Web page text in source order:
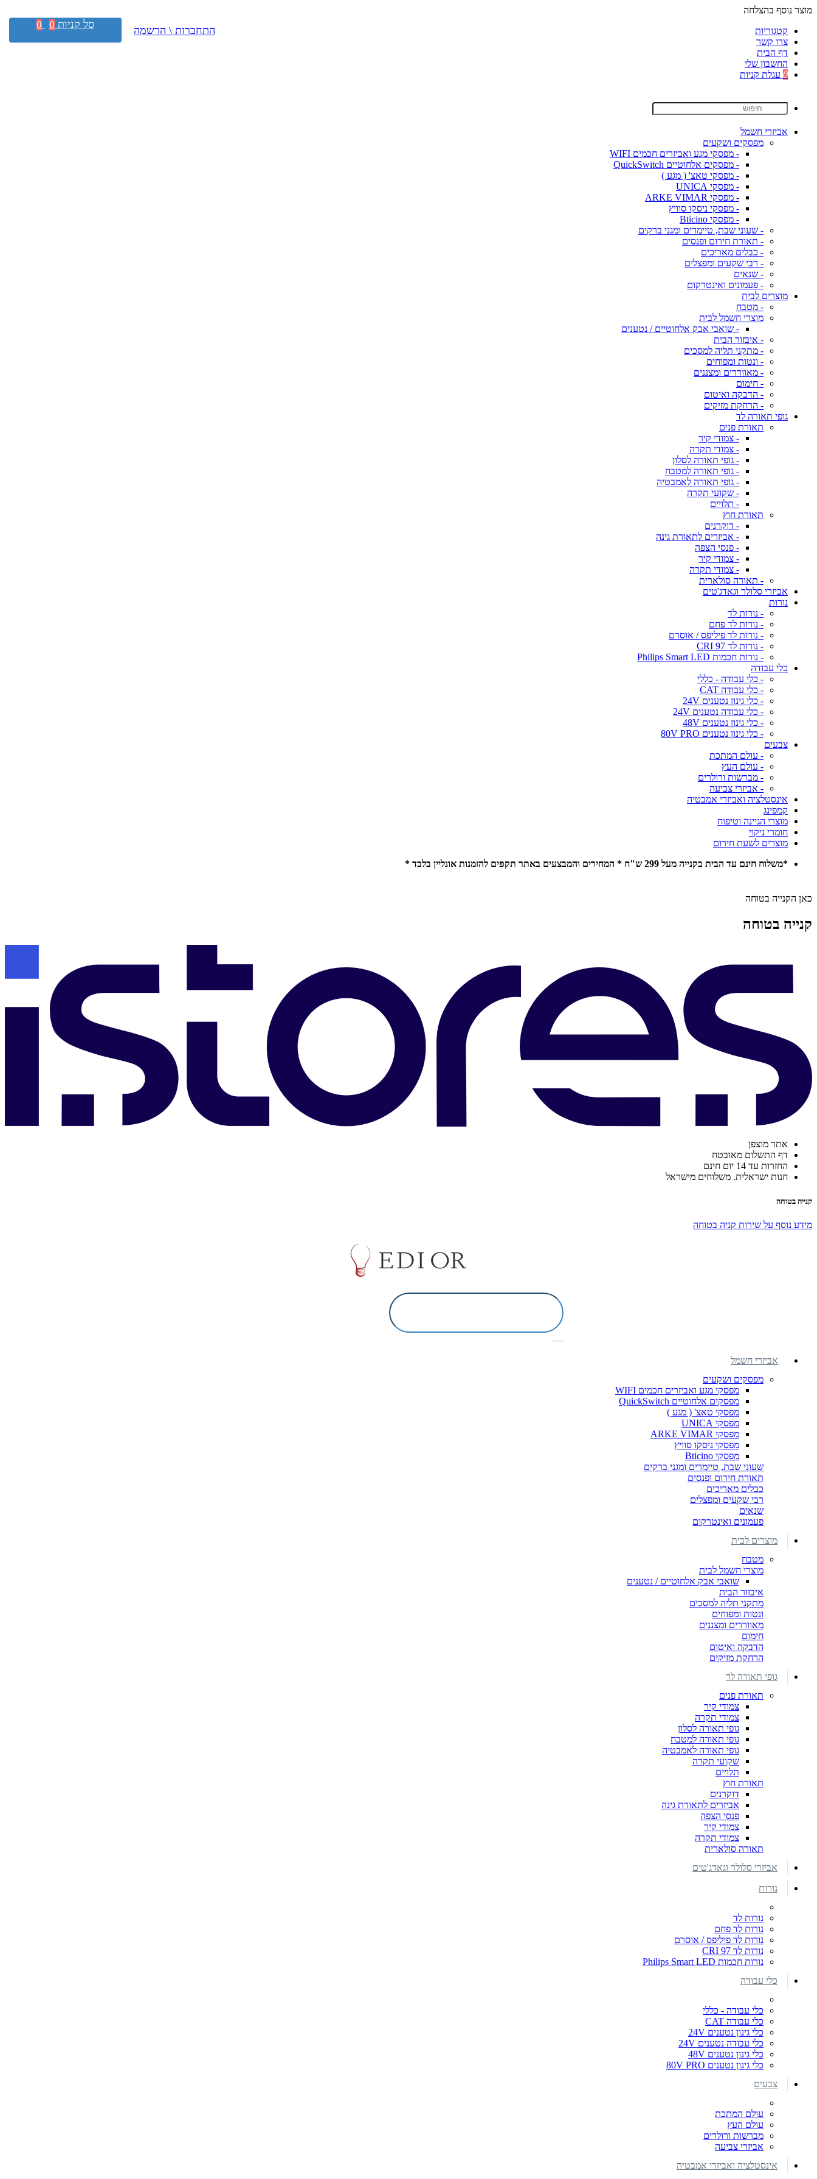
מוצר נוסף בהצלחה
קטגוריות
צרו קשר
דף הבית
החשבון שלי
0 עגלת קניות
אביזרי חשמל
מפסקים ושקעים
- מפסקי מגע ואביזרים חכמים WIFI
- מפסקים אלחוטיים QuickSwitch
- מפסקי טאצ' ( מגע )
- מפסקי UNICA
- מפסקי ARKE VIMAR
- מפסקי ניסקו סוויץ
- מפסקי Bticino
- שעוני שבת, טיימרים ומגני ברקים
- תאורת חירום ופנסים
- כבלים מאריכים
- רבי שקעים ומפצלים
- שנאים
- פעמונים ואינטרקום
מוצרים לבית
- מטבח
מוצרי חשמל לבית
- שואבי אבק אלחוטיים / נטענים
- איבזור הבית
- מתקני תליה למסכים
- ונטות ומפוחים
- מאווררים ומצננים
- חימום
- הדבקה ואיטום
- הרחקת מזיקים
גופי תאורה לד
תאורת פנים
- צמודי קיר
- צמודי תקרה
- גופי תאורה לסלון
- גופי תאורה למטבח
- גופי תאורה לאמבטיה
- שקועי תקרה
- תלויים
תאורת חוץ
- דוקרנים
- אביזרים לתאורת גינה
- פנסי הצפה
- צמודי קיר
- צמודי תקרה
- תאורה סולארית
אביזרי סלולר וגאדג'טים
נורות
- נורות לד
- נורות לד פחם
- נורות לד פיליפס / אוסרם
- נורות לד CRI 97
- נורות חכמות Philips Smart LED
כלי עבודה
- כלי עבודה - כללי
- כלי עבודה CAT
- כלי גינון נטענים 24V
- כלי עבודה נטענים 24V
- כלי גינון נטענים 48V
- כלי גינון נטענים 80V PRO
צבעים
- עולם המתכת
- עולם העץ
- מברשות ורולרים
- אביזרי צביעה
אינסטלציה ואביזרי אמבטיה
קמפינג
מוצרי הגיינה וטיפוח
חומרי ניקוי
מוצרים לשעת חירום
*משלוח חינם עד הבית בקנייה מעל 299 ש"ח * המחירים והמבצעים באתר תקפים להזמנות אונליין בלבד *
כאן הקנייה בטוחה
קנייה בטוחה
אתר מוצפן
דף התשלום מאובטח
החזרות עד 14 יום חינם
חנות ישראלית. משלוחים מישראל
קנייה בטוחה
מידע נוסף על שירות קניה בטוחה
התחברות \ הרשמה סל קניות 0
0
אביזרי חשמל
מפסקים ושקעים
מפסקי מגע ואביזרים חכמים WIFI
מפסקים אלחוטיים QuickSwitch
מפסקי טאצ' ( מגע )
מפסקי UNICA
מפסקי ARKE VIMAR
מפסקי ניסקו סוויץ
מפסקי Bticino
שעוני שבת, טיימרים ומגני ברקים
תאורת חירום ופנסים
כבלים מאריכים
רבי שקעים ומפצלים
שנאים
פעמונים ואינטרקום
מוצרים לבית
מטבח
מוצרי חשמל לבית
שואבי אבק אלחוטיים / נטענים
איבזור הבית
מתקני תליה למסכים
ונטות ומפוחים
מאווררים ומצננים
חימום
הדבקה ואיטום
הרחקת מזיקים
גופי תאורה לד
תאורת פנים
צמודי קיר
צמודי תקרה
גופי תאורה לסלון
גופי תאורה למטבח
גופי תאורה לאמבטיה
שקועי תקרה
תלויים
תאורת חוץ
דוקרנים
אביזרים לתאורת גינה
פנסי הצפה
צמודי קיר
צמודי תקרה
תאורה סולארית
אביזרי סלולר וגאדג'טים
נורות
נורות לד
נורות לד פחם
נורות לד פיליפס / אוסרם
נורות לד CRI 97
נורות חכמות Philips Smart LED
כלי עבודה
כלי עבודה - כללי
כלי עבודה CAT
כלי גינון נטענים 24V
כלי עבודה נטענים 24V
כלי גינון נטענים 48V
כלי גינון נטענים 80V PRO
צבעים
עולם המתכת
עולם העץ
מברשות ורולרים
אביזרי צביעה
אינסטלציה ואביזרי אמבטיה